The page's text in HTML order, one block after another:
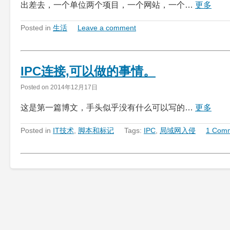
出差去，一个单位两个项目，一个网站，一个… 更多
Posted in 生活 Leave a comment
IPC连接,可以做的事情。
Posted on 2014年12月17日
这是第一篇博文，手头似乎没有什么可以写的… 更多
Posted in IT技术 脚本和标记 Tags: IPC 局域网入侵 1